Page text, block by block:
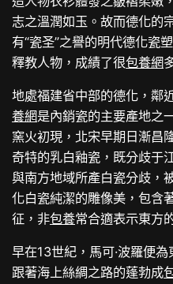
志之溫潤如玉。故而德化的
有“瓷圣”之譽的明代德化瓷
釋教人物，成績了很包養網
地處福建省中部的德化，鄰
養網是內銷瓷的主要產地之
窯火初現，北宋早期日漸昌
奇特的乳白釉瓷，既分歧于
與南方地域所產白瓷分歧，
化白瓷純潔的雕像美，包含
征，非包養常合適表示東方
早在13世紀，馬可·波羅便
跟著海上絲綢之路的蓬勃成